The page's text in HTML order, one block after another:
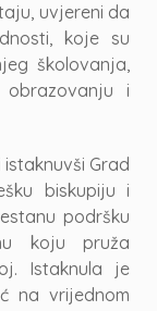
uvjereni da
koje su
školovanja,
i
Grad
biskupiju i
podršku
koju pruža
Istaknula je
na vrijednom